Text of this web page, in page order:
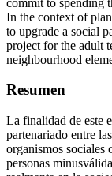
In the context of
to upgrade a social
project for the adult
neighbourhood
Resumen
La finalidad de este
partenariado entre
organismos sociales
personas